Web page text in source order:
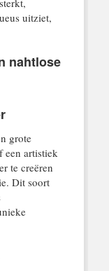
uitziet,
nahtlose
grote
een artistiek
te creëren
Dit soort